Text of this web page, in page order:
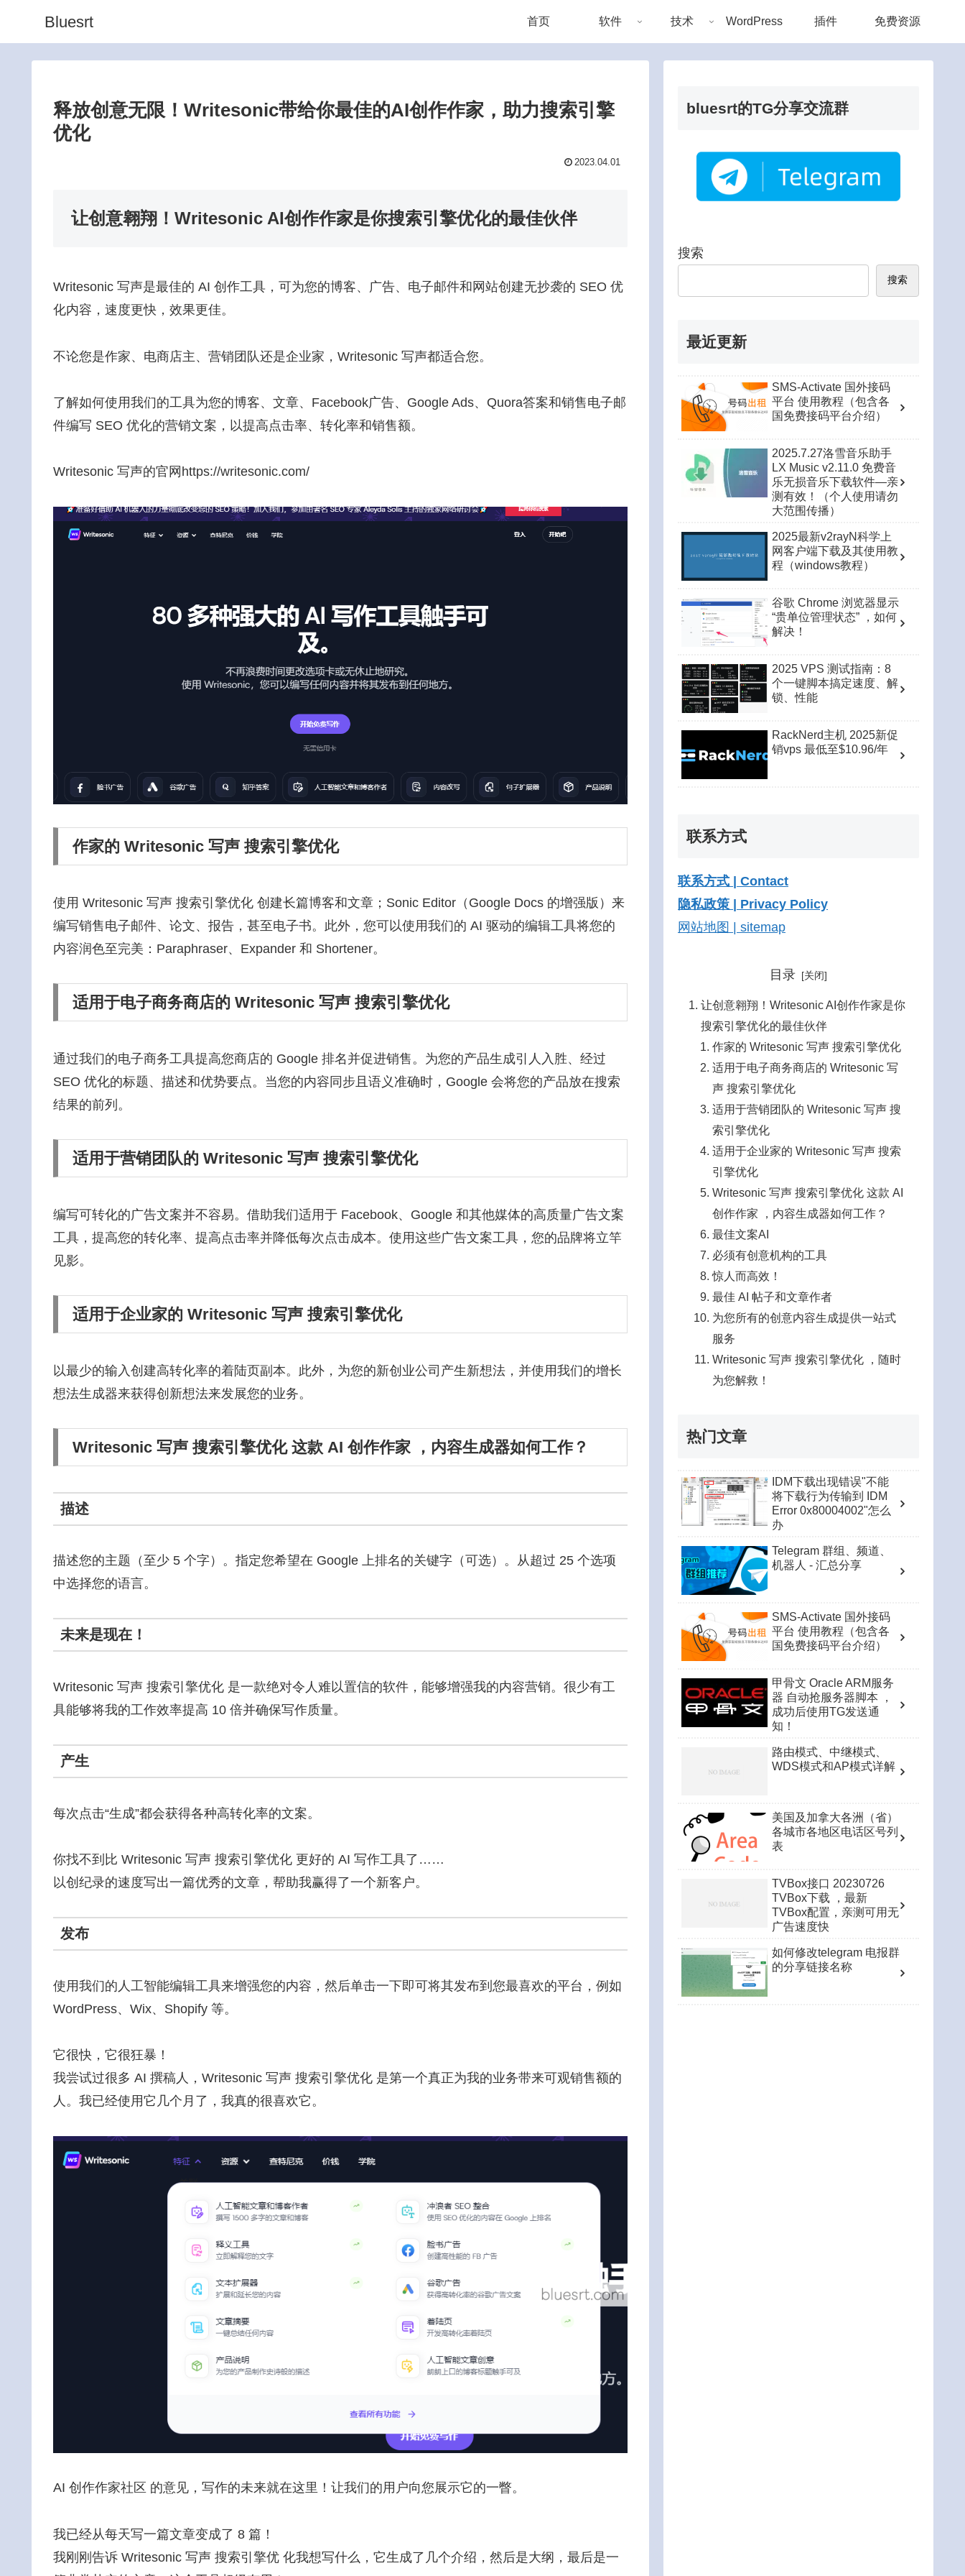
Bluesrt 首页 软件 技术 WordPress 插件 免费资源
释放创意无限！Writesonic带给你最佳的AI创作作家，助力搜索引擎
优化
2023.04.01
让创意翱翔！Writesonic AI创作作家是你搜索引擎优化的最佳伙伴
Writesonic 写声是最佳的 AI 创作工具，可为您的博客、广告、电子邮件和网站创建无抄袭的 SEO 优
化内容，速度更快，效果更佳。
不论您是作家、电商店主、营销团队还是企业家，Writesonic 写声都适合您。
了解如何使用我们的工具为您的博客、文章、Facebook广告、Google Ads、Quora答案和销售电子邮
件编写 SEO 优化的营销文案，以提高点击率、转化率和销售额。
Writesonic 写声的官网https://writesonic.com/
作家的 Writesonic 写声 搜索引擎优化
使用 Writesonic 写声 搜索引擎优化 创建长篇博客和文章；Sonic Editor（Google Docs 的增强版）来
编写销售电子邮件、论文、报告，甚至电子书。此外，您可以使用我们的 AI 驱动的编辑工具将您的
内容润色至完美：Paraphraser、Expander 和 Shortener。
适用于电子商务商店的 Writesonic 写声 搜索引擎优化
通过我们的电子商务工具提高您商店的 Google 排名并促进销售。为您的产品生成引人入胜、经过
SEO 优化的标题、描述和优势要点。当您的内容同步且语义准确时，Google 会将您的产品放在搜索
结果的前列。
适用于营销团队的 Writesonic 写声 搜索引擎优化
编写可转化的广告文案并不容易。借助我们适用于 Facebook、Google 和其他媒体的高质量广告文案
工具，提高您的转化率、提高点击率并降低每次点击成本。使用这些广告文案工具，您的品牌将立竿
见影。
适用于企业家的 Writesonic 写声 搜索引擎优化
以最少的输入创建高转化率的着陆页副本。此外，为您的新创业公司产生新想法，并使用我们的增长
想法生成器来获得创新想法来发展您的业务。
Writesonic 写声 搜索引擎优化 这款 AI 创作作家 ，内容生成器如何工作？
描述
描述您的主题（至少 5 个字）。指定您希望在 Google 上排名的关键字（可选）。从超过 25 个选项
中选择您的语言。
未来是现在！
Writesonic 写声 搜索引擎优化 是一款绝对令人难以置信的软件，能够增强我的内容营销。很少有工
具能够将我的工作效率提高 10 倍并确保写作质量。
产生
每次点击“生成”都会获得各种高转化率的文案。
你找不到比 Writesonic 写声 搜索引擎优化 更好的 AI 写作工具了……
以创纪录的速度写出一篇优秀的文章，帮助我赢得了一个新客户。
发布
使用我们的人工智能编辑工具来增强您的内容，然后单击一下即可将其发布到您最喜欢的平台，例如
WordPress、Wix、Shopify 等。
它很快，它很狂暴！
我尝试过很多 AI 撰稿人，Writesonic 写声 搜索引擎优化 是第一个真正为我的业务带来可观销售额的
人。我已经使用它几个月了，我真的很喜欢它。
AI 创作作家社区 的意见，写作的未来就在这里！让我们的用户向您展示它的一瞥。
我已经从每天写一篇文章变成了 8 篇！
我刚刚告诉 Writesonic 写声 搜索引擎优 化我想写什么，它生成了几个介绍，然后是大纲，最后是一
bluesrt的TG分享交流群
搜索
搜索
最近更新
SMS-Activate 国外接码
平台 使用教程（包含各
国免费接码平台介绍）
2025.7.27洛雪音乐助手
LX Music v2.11.0 免费音
乐无损音乐下载软件—亲
测有效！（个人使用请勿
大范围传播）
2025最新v2rayN科学上
网客户端下载及其使用教
程（windows教程）
谷歌 Chrome 浏览器显示
“贵单位管理状态” ，如何
解决！
2025 VPS 测试指南：8
个一键脚本搞定速度、解
锁、性能
RackNerd主机 2025新促
销vps 最低至$10.96/年
联系方式
联系方式 | Contact
隐私政策 | Privacy Policy
网站地图 | sitemap
目录
让创意翱翔！Writesonic AI创作作家是你
搜索引擎优化的最佳伙伴
作家的 Writesonic 写声 搜索引擎优化
适用于电子商务商店的 Writesonic 写
声 搜索引擎优化
适用于营销团队的 Writesonic 写声 搜
索引擎优化
适用于企业家的 Writesonic 写声 搜索
引擎优化
Writesonic 写声 搜索引擎优化 这款 AI
创作作家 ，内容生成器如何工作？
最佳文案AI
必须有创意机构的工具
惊人而高效！
最佳 AI 帖子和文章作者
为您所有的创意内容生成提供一站式
服务
Writesonic 写声 搜索引擎优化 ，随时
为您解救！
热门文章
IDM下载出现错误"不能
将下载行为传输到 IDM
Error 0x80004002"怎么
办
Telegram 群组、频道、
机器人 - 汇总分享
SMS-Activate 国外接码
平台 使用教程（包含各
国免费接码平台介绍）
甲骨文 Oracle ARM服务
器 自动抢服务器脚本 ，
成功后使用TG发送通
知！
路由模式、中继模式、
WDS模式和AP模式详解
美国及加拿大各洲（省）
各城市各地区电话区号列
表
TVBox接口 20230726
TVBox下载 ，最新
TVBox配置，亲测可用无
广告速度快
如何修改telegram 电报群
的分享链接名称